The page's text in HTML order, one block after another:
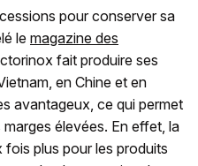
pour conserver sa
le magazine des
fait produire ses
en Chine et en
avantageux, ce qui permet
élevées. En effet, la
plus pour les produits